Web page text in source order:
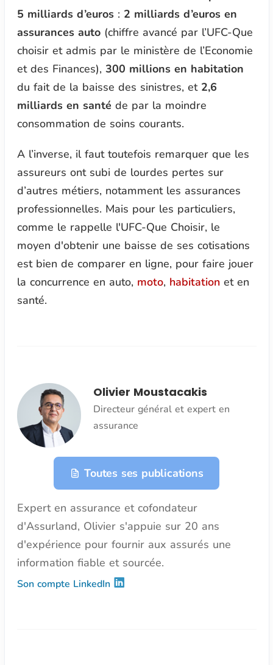
5 milliards d’euros: 2 milliards d’euros en
assurances auto(chiffre avancé par l’UFC-Que
choisir et admis par le ministère de l’Economie
et des Finances), 300 millions en habitation
du fait de la baisse des sinistres, et2,6
milliards en santé de par la moindre
consommation de soins courants.
A l’inverse, il faut toutefois remarquer que les
assureurs ont subi de lourdes pertes sur
d’autres métiers, notamment les assurances
professionnelles. Mais pour les particuliers,
comme le rappelle l'UFC-Que Choisir, le
moyen d'obtenir une baisse de ses cotisations
est bien de comparer en ligne, pour faire jouer
la concurrence en auto, moto, habitationet en
santé.
Olivier Moustacakis
Directeur général et expert en
assurance
Toutes ses publications
Expert en assurance et cofondateur
d'Assurland, Olivier s'appuie sur 20 ans
d'expérience pour fournir aux assurés une
information fiable et sourcée.
Son compte LinkedIn